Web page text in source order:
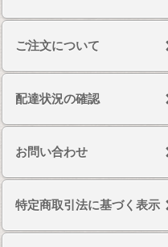
ご注文について
配達状況の確認
お問い合わせ
特定商取引法に基づく表示